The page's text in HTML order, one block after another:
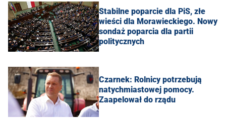
Stabilne poparcie dla PiS, złe
wieści dla Morawieckiego. Nowy
sondaż poparcia dla partii
politycznych
Czarnek: Rolnicy potrzebują
natychmiastowej pomocy.
Zaapelował do rządu